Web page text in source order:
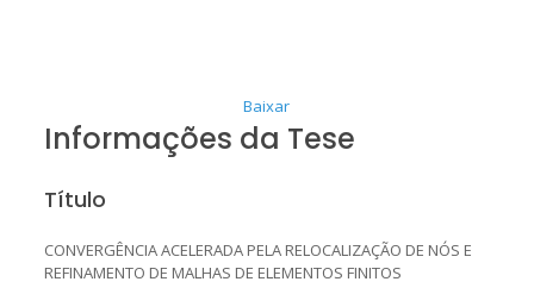
Baixar
Informações da Tese
Título
CONVERGÊNCIA ACELERADA PELA RELOCALIZAÇÃO DE NÓS E
REFINAMENTO DE MALHAS DE ELEMENTOS FINITOS